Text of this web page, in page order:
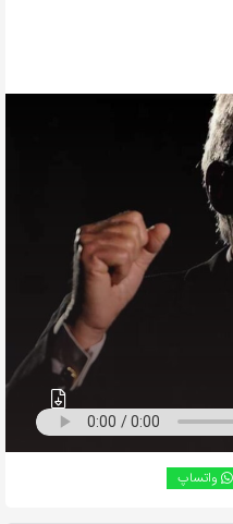
واتساپ